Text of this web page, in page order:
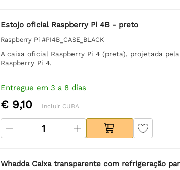
Estojo oficial Raspberry Pi 4B - preto
Raspberry Pi #PI4B_CASE_BLACK
A caixa oficial Raspberry Pi 4 (preta), projetada
Raspberry Pi 4.
Entregue em 3 a 8 dias
€ 9,10 Incluir CUBA
Whadda Caixa transparente com refrigeração